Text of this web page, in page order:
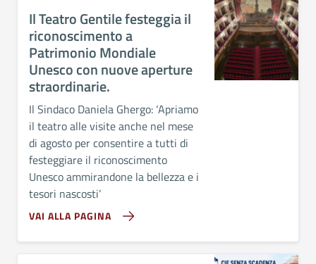
Il Teatro Gentile festeggia il
riconoscimento a
Patrimonio Mondiale
Unesco con nuove aperture
straordinarie.
Il Sindaco Daniela Ghergo: ‘Apriamo
il teatro alle visite anche nel mese
di agosto per consentire a tutti di
festeggiare il riconoscimento
Unesco ammirandone la bellezza e i
tesori nascosti’
VAI ALLA PAGINA